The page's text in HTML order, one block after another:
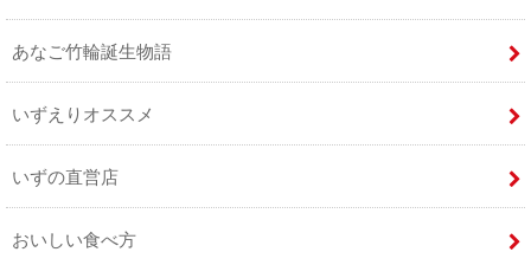
あなご竹輪誕生物語
いずえりオススメ
いずの直営店
おいしい食べ方